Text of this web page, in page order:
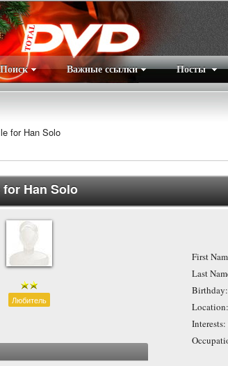
Поиск Важные ссылки Посты
for Han Solo
Han Solo
Любитель
First
Last
Birthday:
Location:
Interests: